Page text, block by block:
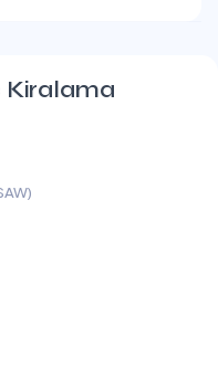
Kiralama